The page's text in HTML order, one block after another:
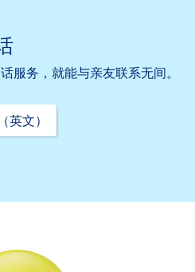
服务，就能与亲友联系无间。
英文）